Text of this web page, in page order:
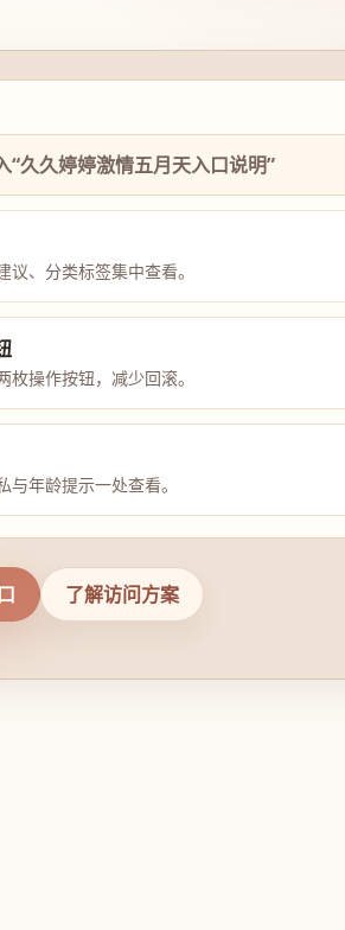
“久久婷婷激情五月天入口说明”
议、分类标签集中查看。
枚操作按钮，减少回滚。
与年龄提示一处查看。
了解访问方案